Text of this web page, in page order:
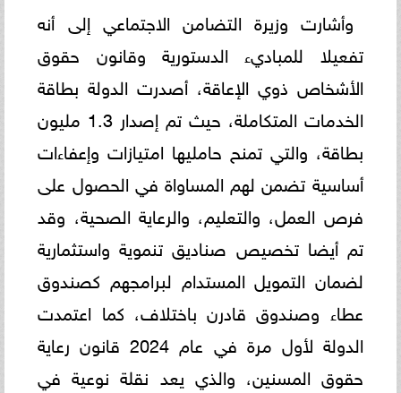
وأشارت وزيرة التضامن الاجتماعي إلى أنه
تفعيلا للمباديء الدستورية وقانون حقوق
الأشخاص ذوي الإعاقة، أصدرت الدولة بطاقة
الخدمات المتكاملة، حيث تم إصدار 1.3 مليون
بطاقة، والتي تمنح حامليها امتيازات وإعفاءات
أساسية تضمن لهم المساواة في الحصول على
فرص العمل، والتعليم، والرعاية الصحية، وقد
تم أيضا تخصيص صناديق تنموية واستثمارية
لضمان التمويل المستدام لبرامجهم كصندوق
عطاء وصندوق قادرن باختلاف، كما اعتمدت
الدولة لأول مرة في عام 2024 قانون رعاية
حقوق المسنين، والذي يعد نقلة نوعية في